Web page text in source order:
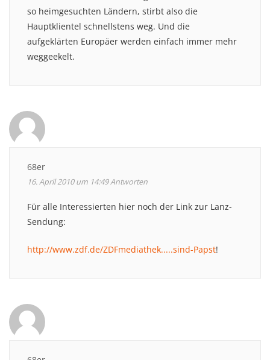
so heimgesuchten Ländern, stirbt also die
Hauptklientel schnellstens weg. Und die
aufgeklärten Europäer werden einfach immer mehr
weggeekelt.
68er
16. April 2010 um 14:49Antworten
Für alle Interessierten hier noch der Link zur Lanz-
Sendung:
http://www.zdf.de/ZDFmediathek.....sind-Papst!